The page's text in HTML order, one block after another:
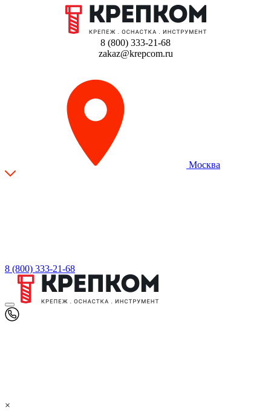
8 (800) 333-21-68
zakaz@krepcom.ru
Москва
8 (800) 333-21-68
×